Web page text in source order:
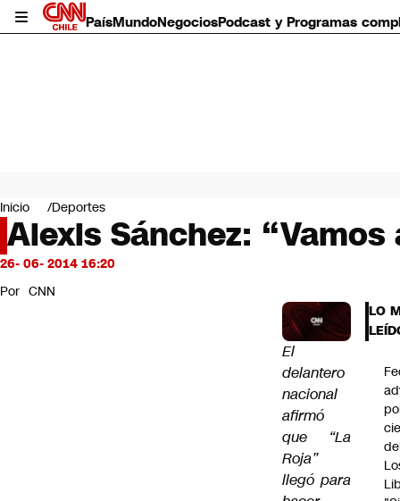
PaísMundoNegociosPodcast y Programas
Mundo
Negocios
Deportes
Programas completos
Servicios
Inicio Deportes
Alexis Sánchez:
26- 06- 2014 16:20
Por CNN
El
delantero
nacional
afirmó
que “La
Roja”
llegó para
LO